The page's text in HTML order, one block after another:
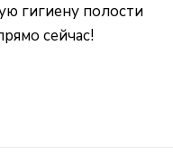
гигиену полости
сейчас!